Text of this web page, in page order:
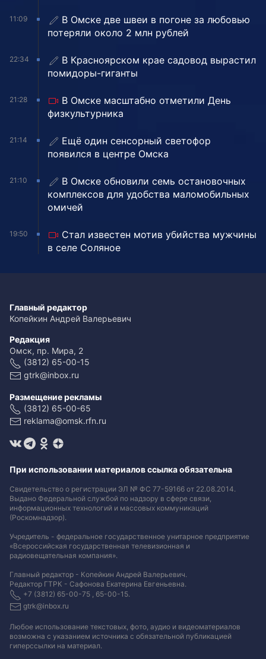
11:09
В Омске две швеи в погоне за любовью
потеряли около 2 млн рублей
22:34
В Красноярском крае садовод вырастил
помидоры-гиганты
21:28
В Омске масштабно отметили День
физкультурника
21:14
Ещё один сенсорный светофор
появился в центре Омска
21:10
В Омске обновили семь остановочных
комплексов для удобства маломобильных
омичей
19:50
Стал известен мотив убийства мужчины
в селе Соляное
Главный редактор
Копейкин Андрей Валерьевич
Редакция
Омск, пр. Мира, 2
(3812) 65-00-15
gtrk@inbox.ru
Размещение рекламы
(3812) 65-00-65
reklama@omsk.rfn.ru
При использовании материалов ссылка обязательна
Свидетельство о регистрации ЭЛ № ФС 77-59166 от 22.08.2014.
Выдано Федеральной службой по надзору в сфере связи,
информационных технологий и массовых коммуникаций
(Роскомнадзор).
Учредитель - федеральное государственное унитарное предприятие
«Всероссийская государственная телевизионная и
радиовещательная компания».
Главный редактор - Копейкин Андрей Валерьевич.
Редактор ГТРК - Сафонова Екатерина Евгеньевна.
+7 (3812) 65-00-75 , 65-00-15.
gtrk@inbox.ru
Любое использование текстовых, фото, аудио и видеоматериалов
возможна с указанием источника с обязательной публикацией
гиперссылки на материал.